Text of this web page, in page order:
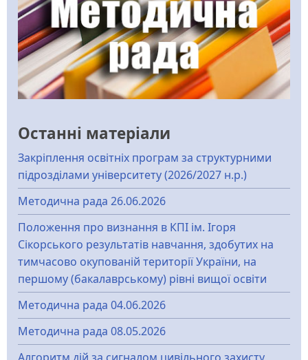
Останні матеріали
Закріплення освітніх програм за структурними
підрозділами університету (2026/2027 н.р.)
Методична рада 26.06.2026
Положення про визнання в КПІ ім. Ігоря
Сікорського результатів навчання, здобутих на
тимчасово окупованій території України, на
першому (бакалаврському) рівні вищої освіти
Методична рада 04.06.2026
Методична рада 08.05.2026